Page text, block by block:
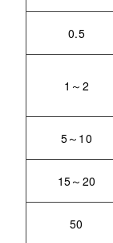
0.5
1～2
5～10
15～20
50